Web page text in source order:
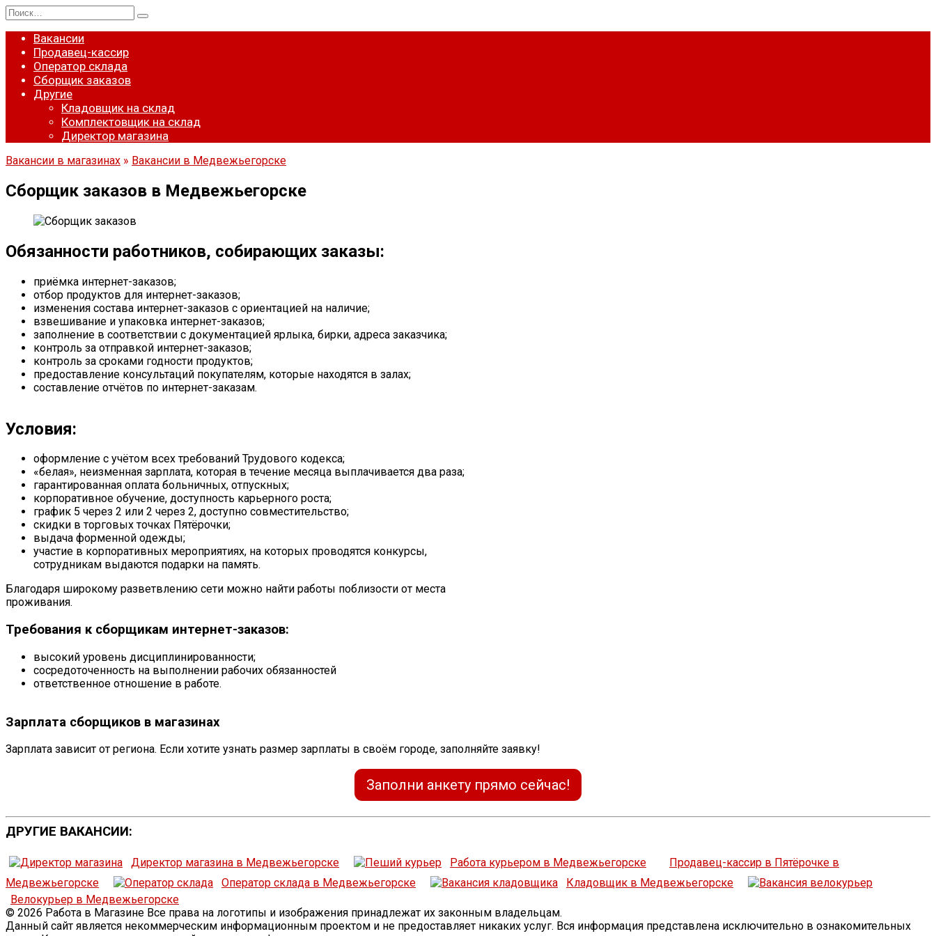
Перейти
к
содержанию
Search
for:
Вакансии
Продавец-кассир
Оператор склада
Сборщик заказов
Другие
Кладовщик на склад
Комплектовщик на склад
Директор магазина
Вакансии в магазинах » Вакансии в Медвежьегорске
Сборщик заказов в Медвежьегорске
Обязанности работников, собирающих заказы:
приёмка интернет-заказов;
отбор продуктов для интернет-заказов;
изменения состава интернет-заказов с ориентацией на наличие;
взвешивание и упаковка интернет-заказов;
заполнение в соответствии с документацией ярлыка, бирки, адреса заказчика;
контроль за отправкой интернет-заказов;
контроль за сроками годности продуктов;
предоставление консультаций покупателям, которые находятся в залах;
составление отчётов по интернет-заказам.
Условия:
оформление с учётом всех требований Трудового кодекса;
«белая», неизменная зарплата, которая в течение месяца выплачивается два раза;
гарантированная оплата больничных, отпускных;
корпоративное обучение, доступность карьерного роста;
график 5 через 2 или 2 через 2, доступно совместительство;
скидки в торговых точках Пятёрочки;
выдача форменной одежды;
участие в корпоративных мероприятиях, на которых проводятся конкурсы,
сотрудникам выдаются подарки на память.
Благодаря широкому разветвлению сети можно найти работы поблизости от места
проживания.
Требования к сборщикам интернет-заказов:
высокий уровень дисциплинированности;
сосредоточенность на выполнении рабочих обязанностей
ответственное отношение в работе.
Зарплата сборщиков в магазинах
Зарплата зависит от региона. Если хотите узнать размер зарплаты в своём городе, заполняйте заявку!
Заполни анкету прямо сейчас!
ДРУГИЕ ВАКАНСИИ:
Директор магазина в Медвежьегорске Работа курьером в Медвежьегорске
Продавец-кассир в Пятёрочке в
Медвежьегорске
Оператор склада в Медвежьегорске
Кладовщик в Медвежьегорске
Велокурьер в Медвежьегорске
© 2026 Работа в Магазине Все права на логотипы и изображения принадлежат их законным владельцам.
Данный сайт является некоммерческим информационным проектом и не предоставляет никаких услуг. Вся информация представлена исключительно в ознакомительных